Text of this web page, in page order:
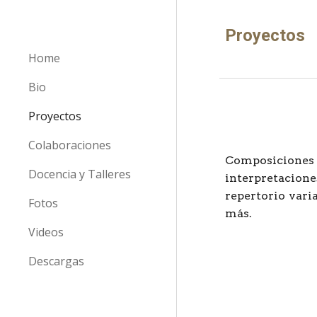
Home
Bio
Proyectos
Colaboraciones
Docencia y Talleres
Fotos
Videos
Descargas
Proyectos
repertorio
más.